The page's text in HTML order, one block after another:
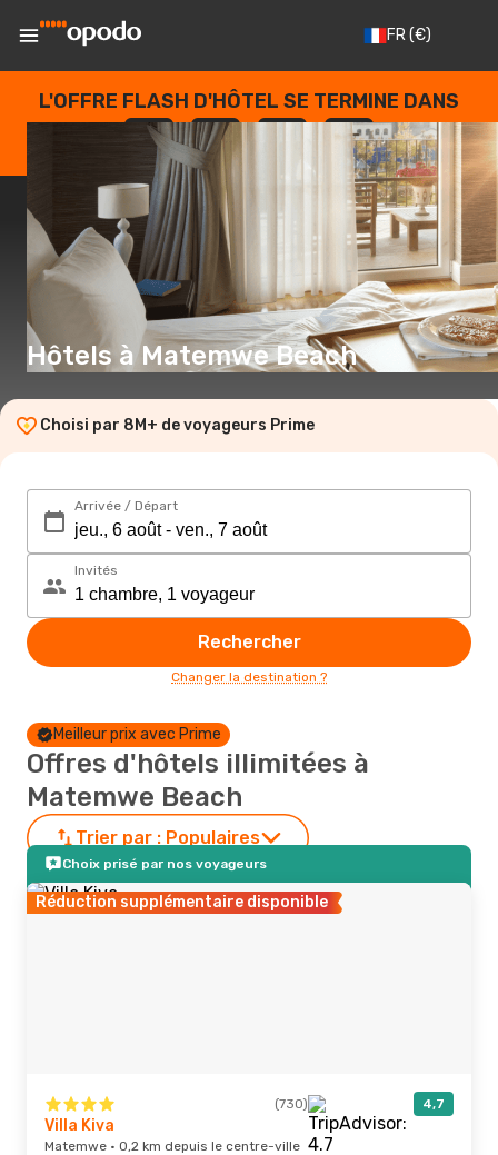
FR(€)
L'OFFRE FLASH D'HÔTEL SE TERMINE DANS
--
JOURS
: --
HEURES
: --
SECONDES
Hôtels à Matemwe Beach
Choisi par 8M+ de voyageurs Prime
Arrivée / Départ
Invités
Rechercher
Changer la destination ?
Meilleur prix avec Prime
Offres d'hôtels illimitées à
Matemwe Beach
Trier par : Populaires
Choix prisé par nos voyageurs
Réduction supplémentaire disponible
(730) 4,7
Villa Kiva
Matemwe · 0,2 km depuis le centre-ville